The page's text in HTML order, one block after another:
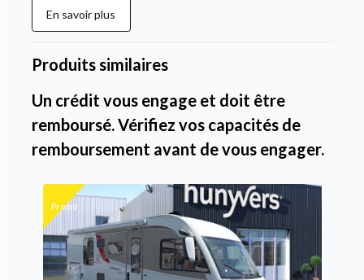
En savoir plus
Produits similaires
Un crédit vous engage et doit être
remboursé. Vérifiez vos capacités de
remboursement avant de vous engager.
Promo